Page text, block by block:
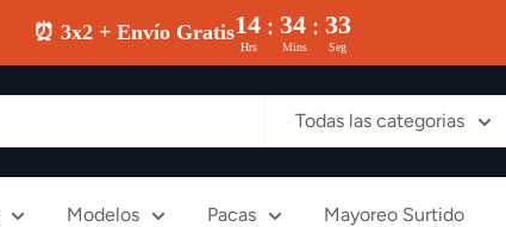
⏰ 3x2 + Envío Gratis14 : 34 : 32
Hrs Mins Seg
Todas las categorias
Modelos Pacas Mayoreo Surtido